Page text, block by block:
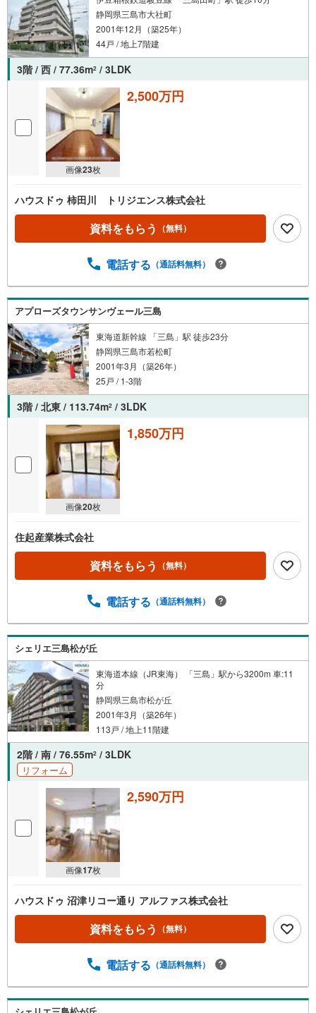
静岡県三島市大社町
2001年12月（築25年）
44戸 / 地上7階建
3階 / 西 / 77.36m2 / 3LDK
画像23枚
2,500万円
ハウスドゥ 柿田川 トリジエンス株式会社
資料をもらう （無料）
電話する （通話料無料）
アプローズタウンサンヴェール三島
東海道新幹線 「三島」駅 徒歩23分
静岡県三島市若松町
2001年3月（築26年）
25戸 / 1-3階
3階 / 北東 / 113.74m2 / 3LDK
画像20枚
1,850万円
住起産業株式会社
資料をもらう （無料）
電話する （通話料無料）
シェリエ三島松が丘
東海道本線（JR東海） 「三島」駅から3200m 車:11
分
静岡県三島市松が丘
2001年3月（築26年）
113戸 / 地上11階建
2階 / 南 / 76.55m2 / 3LDK
リフォーム
画像17枚
2,590万円
ハウスドゥ 沼津リコー通り アルファス株式会社
資料をもらう （無料）
電話する （通話料無料）